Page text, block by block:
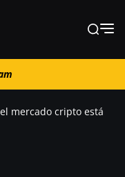
mercado cripto está